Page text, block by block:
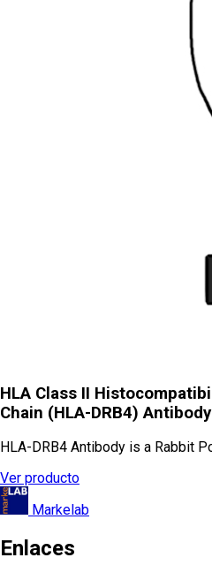
HLA Class II
Chain (HLA-DRB4) Antibody
HLA-DRB4 Antibody is a Rabbit
Ver producto
Markelab
Enlaces